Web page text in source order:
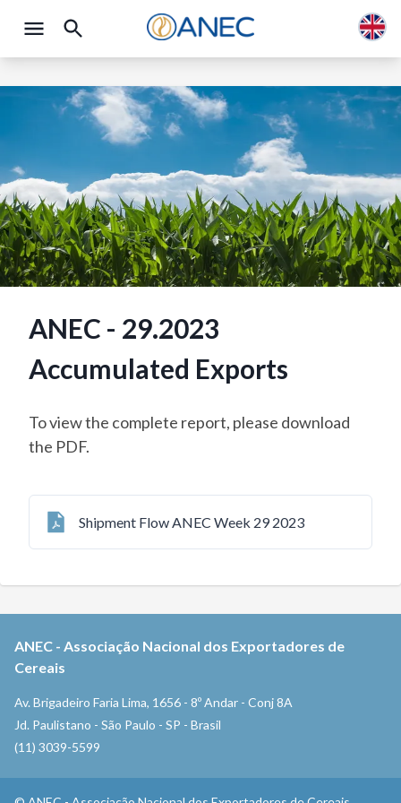
ANEC - 29.2023
Accumulated Exports
To view the complete report, please download
the PDF.
Shipment Flow ANEC Week 29 2023
ANEC - Associação Nacional dos Exportadores de
Cereais
Av. Brigadeiro Faria Lima, 1656 - 8º Andar - Conj 8A
Jd. Paulistano - São Paulo - SP - Brasil
(11) 3039-5599